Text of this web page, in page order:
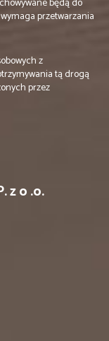
przetwarzania
z
tą drogą
przez
z o .o.